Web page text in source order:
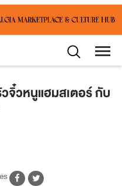
จิ๋วหนูแฮมสเตอร์ กับ